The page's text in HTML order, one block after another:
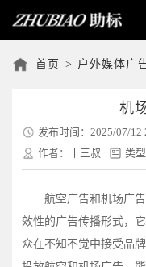
首页 > 户外媒体广
机
发布时间：2025/07/12
作者：十三叔
类
航空广告和机场广
效性的广告传播形式，
众在不知不觉中接受品